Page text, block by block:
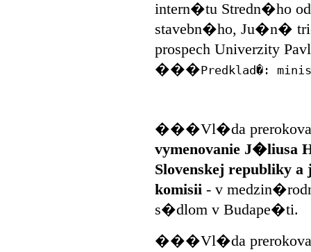
intern�tu Stredn�ho
stavebn�ho, Ju�n�
prospech Univerzity
���Predklad�:
���Vl�da
vymenovanie J�liusa
Slovenskej republiky
komisii - v
s�dlom v Budape�ti.
���Vl�da